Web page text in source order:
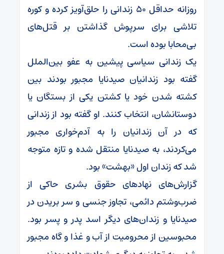
روزانه حداقل ۵۰ زندانی را حلق‌آویز کرده و کوره
تلاشی برای سرپوش گذاشتن بر قتل‌های
بی‌محابا بوده است.
یک زندانی سیاسی پیشین به عفو بین‌الملل
گفته بود زندانیان صیدنایا مجبور بودند بین
کشته شدن خود یا کشتن یکی از بستگان یا
دوستانشان، انتخاب کنند. او گفته بود از زندانی
که در آن زندانیان را به آدم‌خواری مجبور
می‌کردند، به صیدنایا منتقل شده و تازه متوجه
شد که زندان اول «بهشت» بود.
گزارش‌های نهادهای حقوق بشری حاکی از
ضرب‌وشتم دائمی، تجاوز جنسی و سر بریدن در
صیدنایا و زندان‌های دیگر اسد پدر و پسر بود.
محبوسین از محرومیت از آب و غذا و گاه مجبور